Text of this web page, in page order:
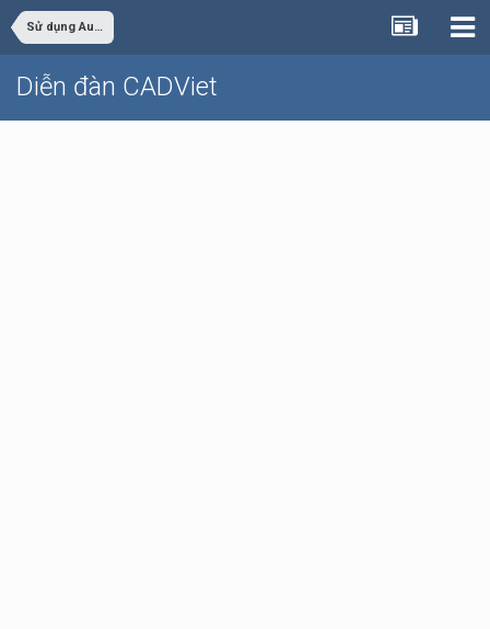
Sử dụng AutoCAD
Diễn đàn CADViet